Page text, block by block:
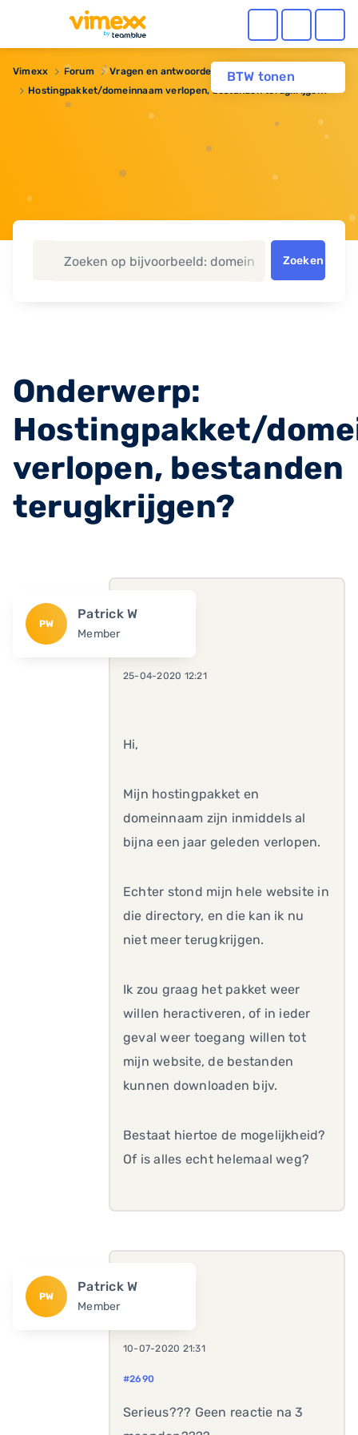
BTW tonen
Vimexx Forum Vragen en antwoorden
Webhosting
Hostingpakket/domeinnaam verlopen, bestanden terugkrijgen?
Zoeken
Onderwerp:
Hostingpakket/
verlopen, bestanden
terugkrijgen?
PW
Patrick W
Member
25-04-2020 12:21
Hi,
Mijn hostingpakket en
domeinnaam zijn inmiddels al
bijna een jaar geleden verlopen.
Echter stond mijn hele website in
die directory, en die kan ik nu
niet meer terugkrijgen.
Ik zou graag het pakket weer
willen heractiveren, of in ieder
geval weer toegang willen tot
mijn website, de bestanden
kunnen downloaden bijv.
Bestaat hiertoe de mogelijkheid?
Of is alles echt helemaal weg?
PW
Patrick W
Member
10-07-2020 21:31
#2690
Serieus??? Geen reactie na 3